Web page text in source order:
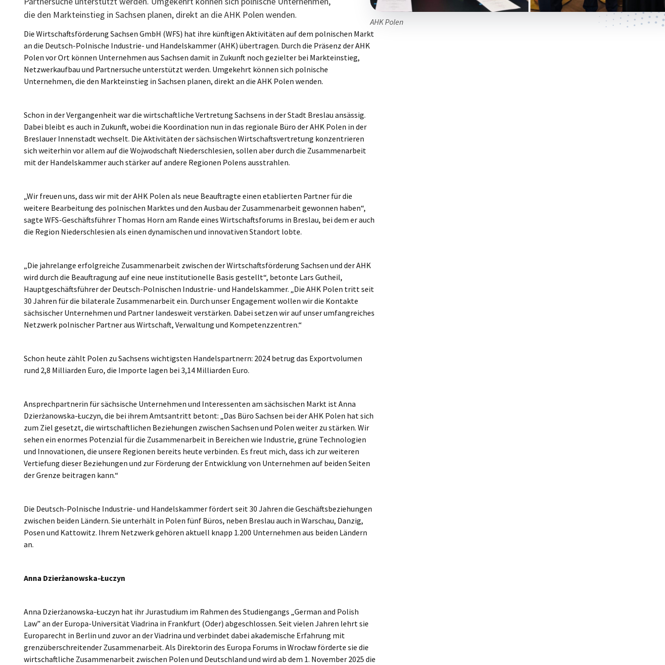
Poland
die den Markteinstieg in Sachsen planen, direkt an die AHK Polen wenden.
AHK Polen
Die Wirtschaftsförderung Sachsen GmbH (WFS) hat ihre künftigen Aktivitäten auf dem polnischen Markt
an die Deutsch-Polnische Industrie- und Handelskammer (AHK) übertragen. Durch die Präsenz der AHK
Polen vor Ort können Unternehmen aus Sachsen damit in Zukunft noch gezielter bei Markteinstieg,
Netzwerkaufbau und Partnersuche unterstützt werden. Umgekehrt können sich polnische
Unternehmen, die den Markteinstieg in Sachsen planen, direkt an die AHK Polen wenden.
Schon in der Vergangenheit war die wirtschaftliche Vertretung Sachsens in der Stadt Breslau ansässig.
Dabei bleibt es auch in Zukunft, wobei die Koordination nun in das regionale Büro der AHK Polen in der
Breslauer Innenstadt wechselt. Die Aktivitäten der sächsischen Wirtschaftsvertretung konzentrieren
sich weiterhin vor allem auf die Wojwodschaft Niederschlesien, sollen aber durch die Zusammenarbeit
mit der Handelskammer auch stärker auf andere Regionen Polens ausstrahlen.
„Wir freuen uns, dass wir mit der AHK Polen als neue Beauftragte einen etablierten Partner für die
weitere Bearbeitung des polnischen Marktes und den Ausbau der Zusammenarbeit gewonnen haben“,
sagte WFS-Geschäftsführer Thomas Horn am Rande eines Wirtschaftsforums in Breslau, bei dem er auch
die Region Niederschlesien als einen dynamischen und innovativen Standort lobte.
„Die jahrelange erfolgreiche Zusammenarbeit zwischen der Wirtschaftsförderung Sachsen und der AHK
wird durch die Beauftragung auf eine neue institutionelle Basis gestellt“, betonte Lars Gutheil,
Hauptgeschäftsführer der Deutsch-Polnischen Industrie- und Handelskammer. „Die AHK Polen tritt seit
30 Jahren für die bilaterale Zusammenarbeit ein. Durch unser Engagement wollen wir die Kontakte
sächsischer Unternehmen und Partner landesweit verstärken. Dabei setzen wir auf unser umfangreiches
Netzwerk polnischer Partner aus Wirtschaft, Verwaltung und Kompetenzzentren.“
Schon heute zählt Polen zu Sachsens wichtigsten Handelspartnern: 2024 betrug das Exportvolumen
rund 2,8 Milliarden Euro, die Importe lagen bei 3,14 Milliarden Euro.
Ansprechpartnerin für sächsische Unternehmen und Interessenten am sächsischen Markt ist Anna
Dzierżanowska-Łuczyn, die bei ihrem Amtsantritt betont: „Das Büro Sachsen bei der AHK Polen hat sich
zum Ziel gesetzt, die wirtschaftlichen Beziehungen zwischen Sachsen und Polen weiter zu stärken. Wir
sehen ein enormes Potenzial für die Zusammenarbeit in Bereichen wie Industrie, grüne Technologien
und Innovationen, die unsere Regionen bereits heute verbinden. Es freut mich, dass ich zur weiteren
Vertiefung dieser Beziehungen und zur Förderung der Entwicklung von Unternehmen auf beiden Seiten
der Grenze beitragen kann.“
Die Deutsch-Polnische Industrie- und Handelskammer fördert seit 30 Jahren die Geschäftsbeziehungen
zwischen beiden Ländern. Sie unterhält in Polen fünf Büros, neben Breslau auch in Warschau, Danzig,
Posen und Kattowitz. Ihrem Netzwerk gehören aktuell knapp 1.200 Unternehmen aus beiden Ländern
an.
Anna Dzierżanowska-Łuczyn
Anna Dzierżanowska-Łuczyn hat ihr Jurastudium im Rahmen des Studiengangs „German and Polish
Law” an der Europa-Universität Viadrina in Frankfurt (Oder) abgeschlossen. Seit vielen Jahren lehrt sie
Europarecht in Berlin und zuvor an der Viadrina und verbindet dabei akademische Erfahrung mit
grenzüberschreitender Zusammenarbeit. Als Direktorin des Europa Forums in Wrocław förderte sie die
wirtschaftliche Zusammenarbeit zwischen Polen und Deutschland und wird ab dem 1. November 2025 die